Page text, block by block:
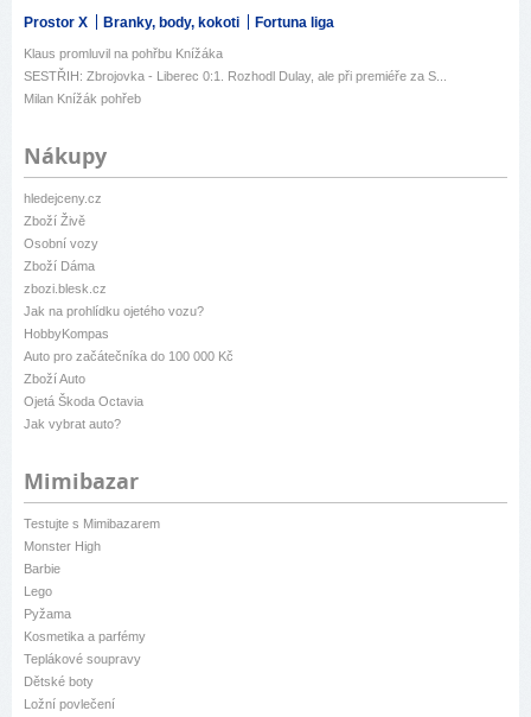
Prostor X Branky, body, kokoti Fortuna liga
Klaus promluvil na pohřbu Knížáka
SESTŘIH: Zbrojovka - Liberec 0:1. Rozhodl Dulay, ale při premiéře za S...
Milan Knížák pohřeb
Nákupy
hledejceny.cz
Zboží Živě
Osobní vozy
Zboží Dáma
zbozi.blesk.cz
Jak na prohlídku ojetého vozu?
HobbyKompas
Auto pro začátečníka do 100 000 Kč
Zboží Auto
Ojetá Škoda Octavia
Jak vybrat auto?
Mimibazar
Testujte s Mimibazarem
Monster High
Barbie
Lego
Pyžama
Kosmetika a parfémy
Teplákové soupravy
Dětské boty
Ložní povlečení